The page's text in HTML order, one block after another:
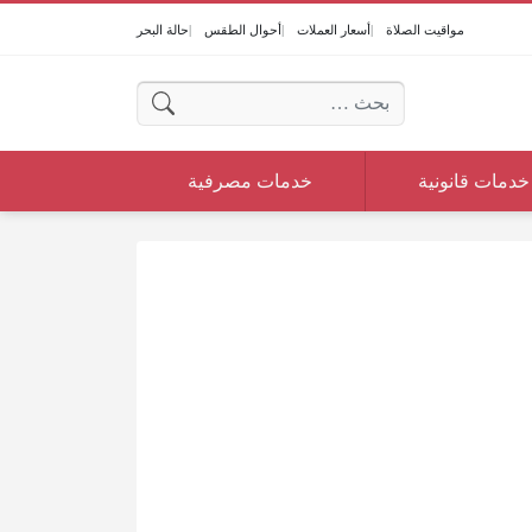
مواقيت الصلاة أسعار العملات أحوال الطقس حالة البحر
البحث عن:
خدمات قانونية خدمات مصرفية